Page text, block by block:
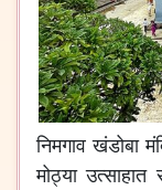
निमगाव खंडोबा
मोठ्या उत्साहात